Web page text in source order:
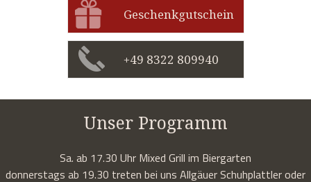
Unser Programm
Sa. ab 17.30 Uhr Mixed Grill im Biergarten
donnerstags ab 19.30 treten bei uns Allgäuer Schuhplattler oder
Geschenkgutschein
+49 8322 809940